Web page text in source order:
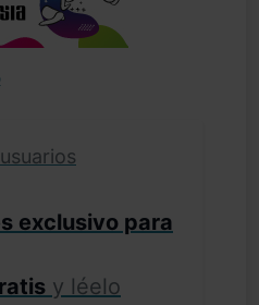
exclusivo para
y léelo